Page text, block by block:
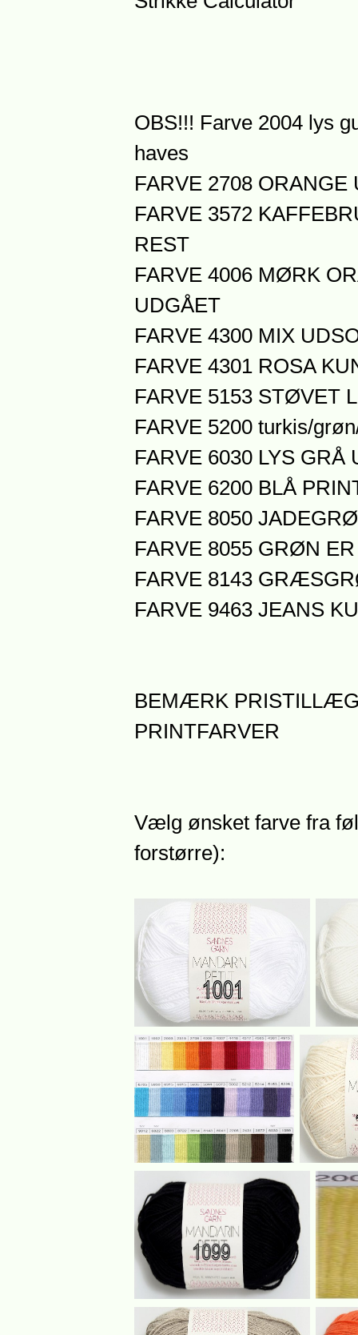
OBS!!! Farve 2004 lys
haves
FARVE 2708 ORANGE
FARVE 3572
REST
FARVE 4006 MØRK
UDGÅET
FARVE 4300 MIX
FARVE 4301 ROSA
FARVE 5153 STØVET
FARVE 5200 turkis/
FARVE 6030 LYS GRÅ
FARVE 6200 BLÅ
FARVE 8050
FARVE 8055 GRØN
FARVE 8143
FARVE 9463 JEANS
BEMÆRK
PRINTFARVER
Vælg ønsket farve fra
forstørre):